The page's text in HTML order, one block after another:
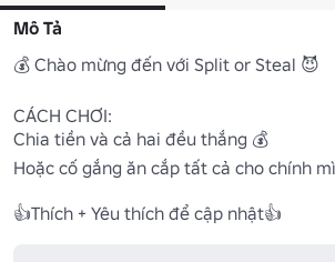
Mô Tả
💰 Chào mừng đến với Split or Steal 😈
CÁCH CHƠI:
Chia tiền và cả hai đều thắng 💰
Hoặc cố gắng ăn cắp tất cả cho chính
👍Thích + Yêu thích để cập nhật👍